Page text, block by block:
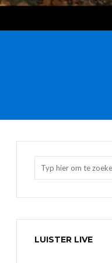
LUISTER LIVE